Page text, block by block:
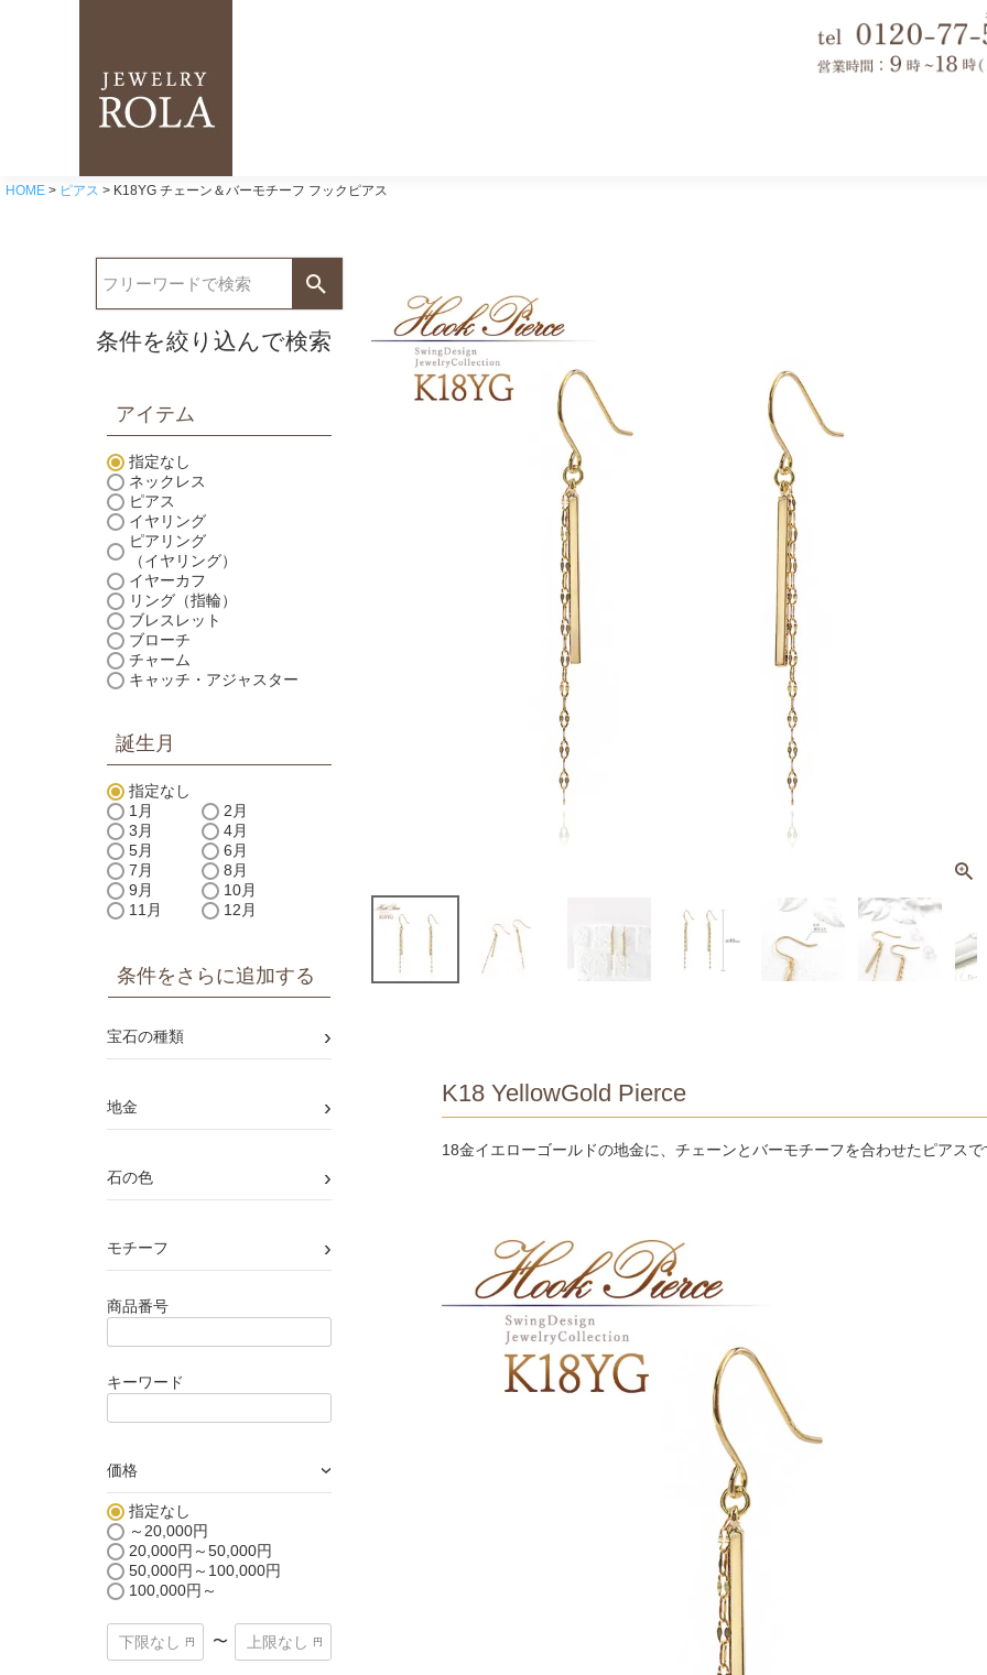
HOME ピアス K18YG チェーン＆バーモチーフ フックピアス
条件を絞り込んで検索
アイテム
指定なし
ネックレス
ピアス
イヤリング
ピアリング
（イヤリング）
イヤーカフ
リング（指輪）
ブレスレット
ブローチ
チャーム
キャッチ・アジャスター
誕生月
指定なし
1月
2月
3月
4月
5月
6月
7月
8月
9月
10月
11月
12月
条件をさらに追加する
宝石の種類 ›
地金 ›
石の色 ›
モチーフ ›
商品番号
キーワード
価格 ›
指定なし
～20,000円
20,000円～50,000円
50,000円～100,000円
100,000円～
〜
K18 YellowGold Pierce
18金イエローゴールドの地金に、チェーンとバーモチーフを合わせたピアスで